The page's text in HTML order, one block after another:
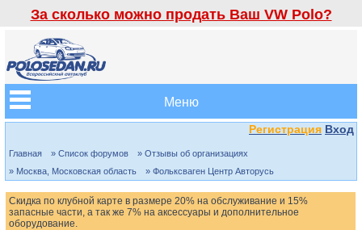
За сколько можно продать Ваш VW Polo?
Меню
Регистрация Вход
Главная » Список форумов
» Отзывы об организациях
» Москва, Московская область
» Фольксваген Центр Авторусь
Скидка по клубной карте в размере 20% на обслуживание и 15%
запасные части, а так же 7% на аксессуары и дополнительное
оборудование.